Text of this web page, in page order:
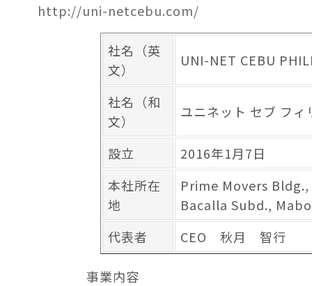
http://uni-netcebu.com/
社名（英
文）
UNI-NET CEBU
社名（和
文）
ユニネット セブ フィ
設立
2016年1月7日
本社所在
地
Prime Movers
Bacalla Subd.,
代表者
CEO 秋月 智行
事業内容